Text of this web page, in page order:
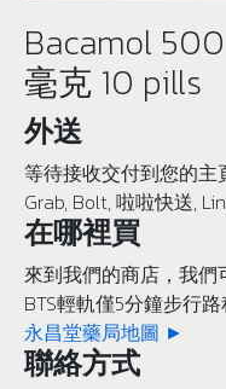
Bacamol
毫克 10 pills
外送
等待接收交付到您的主
Grab, Bolt, 啦啦快送,
在哪裡買
來到我們的商店，我
BTS輕軌僅5分鐘步行路
永昌堂藥局地圖 ►
聯絡方式